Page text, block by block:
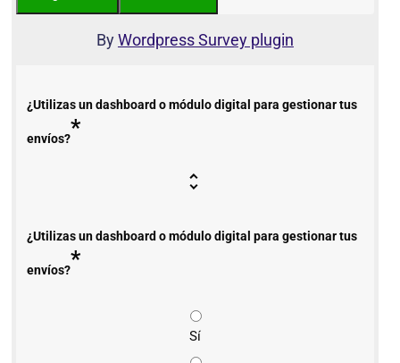
ByWordpress Survey plugin
¿Utilizas un dashboard o módulo digital para gestionar tus
envíos?*
¿Utilizas un dashboard o módulo digital para gestionar tus
envíos?*
Sí